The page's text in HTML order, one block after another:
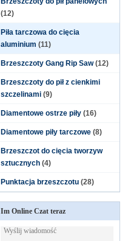
(12)
Piła tarczowa do cięcia
aluminium (11)
Brzeszczoty Gang Rip Saw (12)
Brzeszczoty do pił z cienkimi
szczelinami (9)
Diamentowe ostrze piły (16)
Diamentowe piły tarczowe (8)
Brzeszczot do cięcia tworzyw
sztucznych (4)
Punktacja brzeszczotu (28)
Im Online Czat teraz